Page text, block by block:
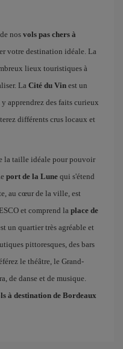
nos vols pas chers à
votre destination idéale. La
lieux touristiques à
LaCité du Vin est un
apprendrez des faits curieux
différents crus locaux et
la taille idéale pour pouvoir
port de la Lune qui s'étend
au cœur de la ville, est
et comprend laplace de
un quartier très agréable et
pittoresques, des bars
le théâtre, le Grand-
de danse et de musique.
à destination de Bordeaux